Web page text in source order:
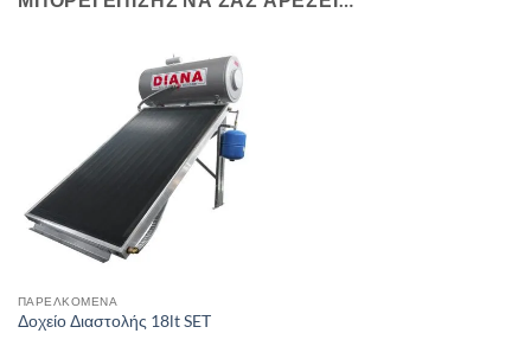
ΠΑΡΕΛΚΌΜΕΝΑ
Δοχείο Διαστολής 18lt SET